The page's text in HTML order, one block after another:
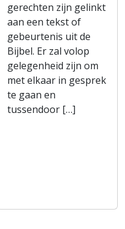
gerechten zijn gelinkt
aan een tekst of
gebeurtenis uit de
Bijbel. Er zal volop
gelegenheid zijn om
met elkaar in gesprek
te gaan en
tussendoor […]